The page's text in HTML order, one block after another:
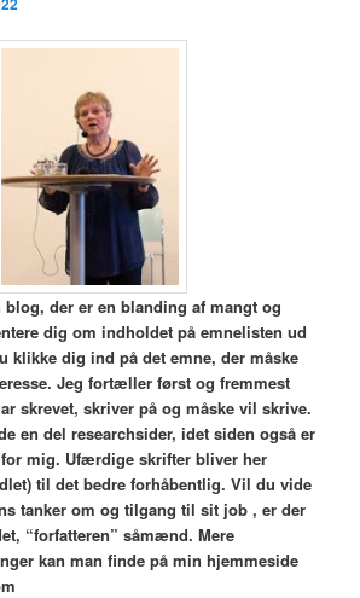
blog, der er en blanding af mangt og
dig om indholdet på emnelisten ud
klikke dig ind på det emne, der måske
Jeg fortæller først og fremmest
skrevet, skriver på og måske vil skrive.
en del researchsider, idet siden også er
mig. Ufærdige skrifter bliver her
til det bedre forhåbentlig. Vil du vide
tanker om og tilgang til sit job , er der
“forfatteren” såmænd. Mere
kan man finde på min hjemmeside